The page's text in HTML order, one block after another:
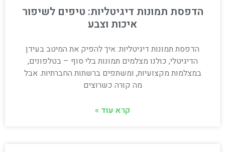
הדפסת תמונות דיגיטליות: טיפים לשיפור
איכות וצבע
הדפסת תמונות דיגיטליות: איך להפיק את המיטב בעידן
הדיגיטלי, כולנו מצלמים תמונות בלי סוף – בטלפונים,
במצלמות מקצועיות, ומשתפים ברשתות החברתיות. אבל
מה קורה כשרוצים
קרא עוד »